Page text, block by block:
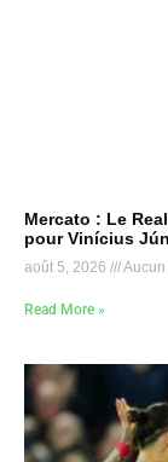
Mercato : Le
pour Vinícius
août 5, 2026
Read More »